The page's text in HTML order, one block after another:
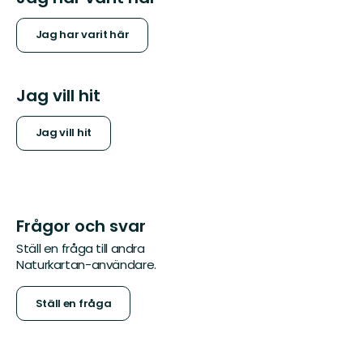
Jag har varit här
Jag vill hit
Jag vill hit
Frågor och svar
Ställ en fråga till andra
Naturkartan-användare.
Ställ en fråga